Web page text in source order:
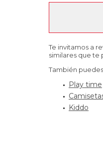
Te invitamos a
similares que te
También
Play time
Kiddo